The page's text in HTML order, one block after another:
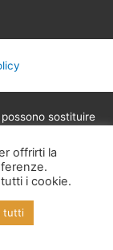
sostituire
essere
propria salute,
di medicinali.
offrirti la
i cookie.
tutti